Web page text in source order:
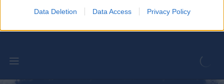
Data Deletion Data Access Privacy Policy